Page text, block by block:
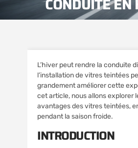
L’hiver peut rendre la conduite
l’installation de vitres teintées
grandement améliorer cette
cet article, nous allons explorer
avantages des vitres teintées,
pendant la saison froide.
INTRODUCTION